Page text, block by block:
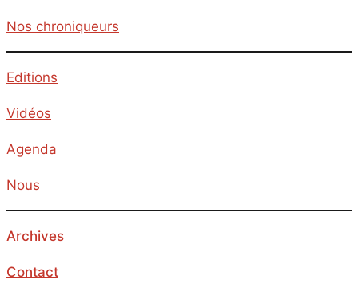
Nos chroniqueurs
Editions
Vidéos
Agenda
Nous
Archives
Contact